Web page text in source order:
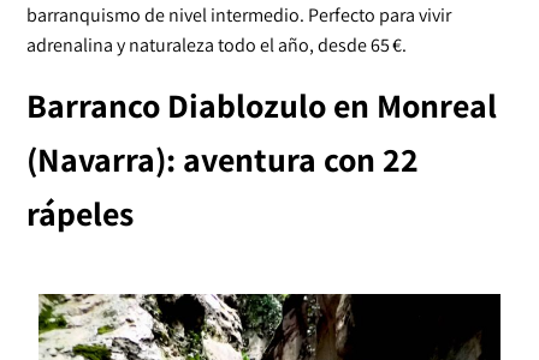
O
barranquismo de nivel intermedio. Perfecto para vivir
adrenalina y naturaleza todo el año, desde 65 €.
Barranco Diablozulo en Monreal
(Navarra): aventura con 22
rápeles